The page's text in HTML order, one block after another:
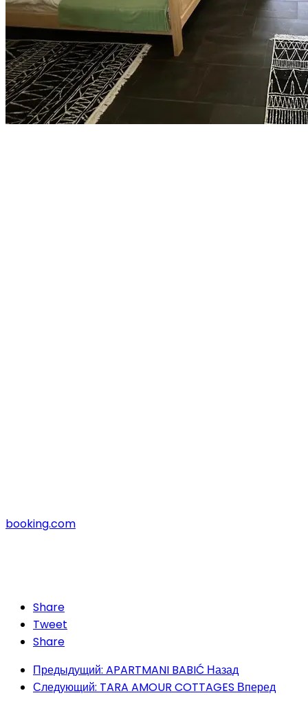
booking.com
Share
Tweet
Share
Предыдущий: APARTMANI BABIĆ Назад
Следующий: TARA AMOUR COTTAGES Вперед